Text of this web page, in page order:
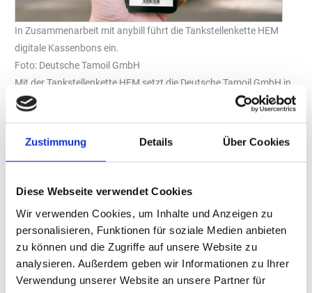
Zustimmung Details Über Cookies
Diese Webseite verwendet Cookies
Wir verwenden Cookies, um Inhalte und Anzeigen zu
personalisieren, Funktionen für soziale Medien anbieten
zu können und die Zugriffe auf unsere Website zu
analysieren. Außerdem geben wir Informationen zu Ihrer
Verwendung unserer Website an unsere Partner für
In Zusammenarbeit mit anybill führt die Tankstellenkette HEM
digitale Kassenbons ein.
Foto: Deutsche Tamoil GmbH
Mit der Tankstellenkette HEM setzt die Deutsche Tamoil GmbH in
Zusammenarbeit mit dem Startup anybill und der HUTH
steigenden Rohstoffpreise werden ab sofort digitale Kassenbons
an den rund 400 Tankstellen des Unternehmens eingeführt. Damit
Die Umstellung auf digitale Kassenbons ist Teil einer Optimierung
von Ablaufprozessen an den Tankstellen und trägt zugleich zur
Minimierung des ökologischen Fußabdrucks bei. Die
Zusammenarbeit mit anybill ermöglicht eine nahtlose Integration
des Services in das bestehende Kassensystem der HUTH
Elektronik Systeme GmbH. Digitale Kassenbons können somit